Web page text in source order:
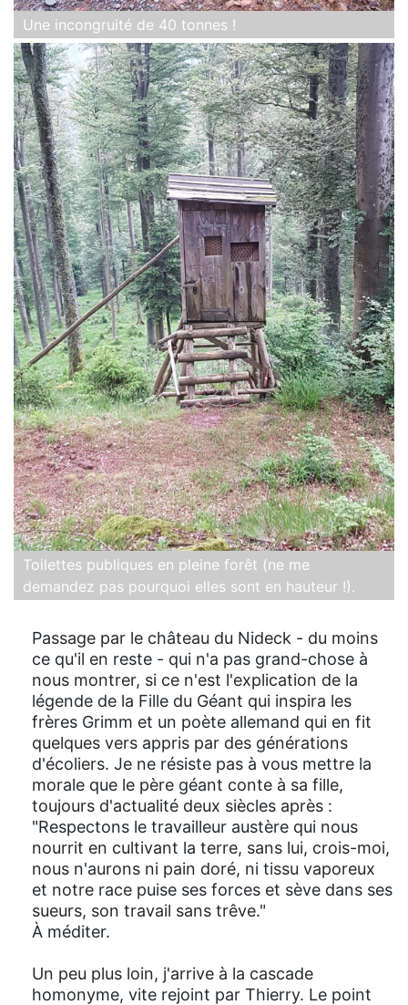
Une incongruité de 40 tonnes !
Toilettes publiques en pleine forêt (ne me
demandez pas pourquoi elles sont en hauteur !).
Passage par le château du Nideck - du moins
ce qu'il en reste - qui n'a pas grand-chose à
nous montrer, si ce n'est l'explication de la
légende de la Fille du Géant qui inspira les
frères Grimm et un poète allemand qui en fit
quelques vers appris par des générations
d'écoliers. Je ne résiste pas à vous mettre la
morale que le père géant conte à sa fille,
toujours d'actualité deux siècles après :
"Respectons le travailleur austère qui nous
nourrit en cultivant la terre, sans lui, crois-moi,
nous n'aurons ni pain doré, ni tissu vaporeux
et notre race puise ses forces et sève dans ses
sueurs, son travail sans trêve."
À méditer.
Un peu plus loin, j'arrive à la cascade
homonyme, vite rejoint par Thierry. Le point